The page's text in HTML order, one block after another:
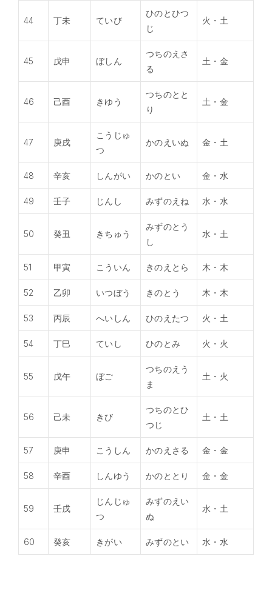
44 丁未 ていび
ひのとひつ
じ
火・土
45 戊申 ぼしん
つちのえさ
る
土・金
46 己酉 きゆう
つちのとと
り
土・金
47 庚戌
こうじゅ
つ
かのえいぬ 金・土
48 辛亥 しんがい かのとい 金・水
49 壬子 じんし みずのえね 水・水
50 癸丑 きちゅう
みずのとう
し
水・土
51 甲寅 こういん きのえとら 木・木
52 乙卯 いつぼう きのとう 木・木
53 丙辰 へいしん ひのえたつ 火・土
54 丁巳 ていし ひのとみ 火・火
55 戊午 ぼご
つちのえう
ま
土・火
56 己未 きび
つちのとひ
つじ
土・土
57 庚申 こうしん かのえさる 金・金
58 辛酉 しんゆう かのととり 金・金
59 壬戌
じんじゅ
つ
みずのえい
ぬ
水・土
60 癸亥 きがい みずのとい 水・水